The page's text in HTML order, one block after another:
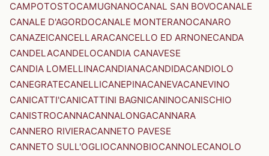
CAMPOTOSTOCAMUGNANOCANAL SAN BOVOCANALE
CANALE D'AGORDOCANALE MONTERANOCANARO
CANAZEICANCELLARACANCELLO ED ARNONECANDA
CANDELACANDELOCANDIA CANAVESE
CANDIA LOMELLINACANDIANACANDIDACANDIOLO
CANEGRATECANELLICANEPINACANEVACANEVINO
CANICATTI'CANICATTINI BAGNICANINOCANISCHIO
CANISTROCANNACANNALONGACANNARA
CANNERO RIVIERACANNETO PAVESE
CANNETO SULL'OGLIOCANNOBIOCANNOLECANOLO